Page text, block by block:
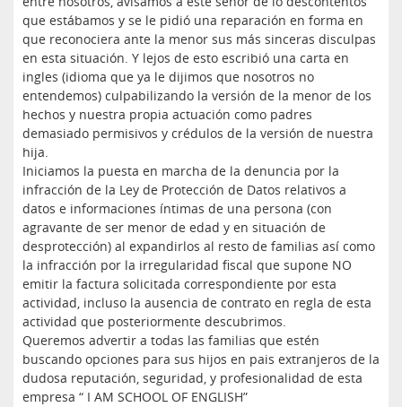
que estábamos y se le pidió una reparación en forma en
que reconociera ante la menor sus más sinceras disculpas
en esta situación. Y lejos de esto escribió una carta en
ingles (idioma que ya le dijimos que nosotros no
entendemos) culpabilizando la versión de la menor de los
hechos y nuestra propia actuación como padres
demasiado permisivos y crédulos de la versión de nuestra
hija.
Iniciamos la puesta en marcha de la denuncia por la
infracción de la Ley de Protección de Datos relativos a
datos e informaciones íntimas de una persona (con
agravante de ser menor de edad y en situación de
desprotección) al expandirlos al resto de familias así como
la infracción por la irregularidad fiscal que supone NO
emitir la factura solicitada correspondiente por esta
actividad, incluso la ausencia de contrato en regla de esta
actividad que posteriormente descubrimos.
Queremos advertir a todas las familias que estén
buscando opciones para sus hijos en pais extranjeros de la
dudosa reputación, seguridad, y profesionalidad de esta
empresa “ I AM SCHOOL OF ENGLISH”